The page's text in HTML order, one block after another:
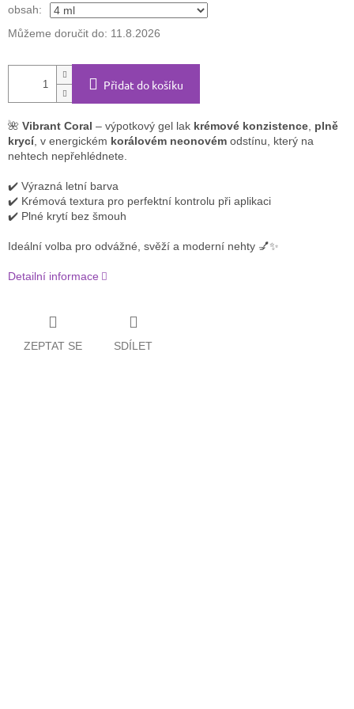
obsah:
Můžeme doručit do: 11.8.2026
Přidat do košíku
🌺 Vibrant Coral – výpotkový gel lak krémové konzistence, plně
krycí, v energickém korálovém neonovém odstínu, který na
nehtech nepřehlédnete.
✔️ Výrazná letní barva
✔️ Krémová textura pro perfektní kontrolu při aplikaci
✔️ Plné krytí bez šmouh
Ideální volba pro odvážné, svěží a moderní nehty 💅✨
Detailní informace
ZEPTAT SE SDÍLET